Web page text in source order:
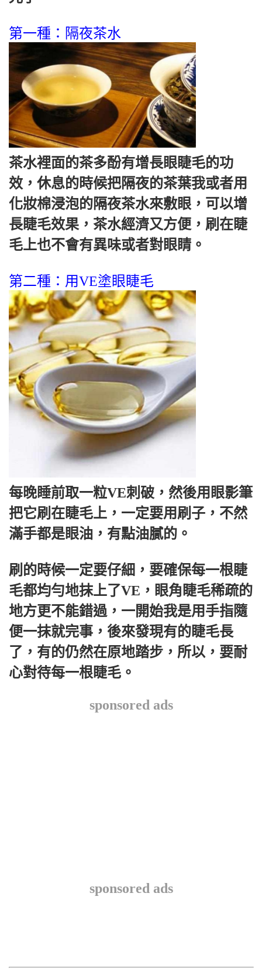
第一種：隔夜茶水
茶水裡面的茶多酚有增長眼睫毛的功
效，休息的時候把隔夜的茶葉我或者用
化妝棉浸泡的隔夜茶水來敷眼，可以增
長睫毛效果，茶水經濟又方便，刷在睫
毛上也不會有異味或者對眼睛。
第二種：用VE塗眼睫毛
每晚睡前取一粒VE刺破，然後用眼影筆
把它刷在睫毛上，一定要用刷子，不然
滿手都是眼油，有點油膩的。
刷的時候一定要仔細，要確保每一根睫
毛都均勻地抹上了VE，眼角睫毛稀疏的
地方更不能錯過，一開始我是用手指隨
便一抹就完事，後來發現有的睫毛長
了，有的仍然在原地踏步，所以，要耐
心對待每一根睫毛。
sponsored ads
sponsored ads